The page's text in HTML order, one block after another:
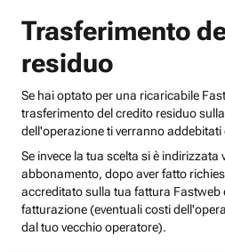
Trasferimento
residuo
Se hai optato per una ricaricabile
trasferimento del credito residuo
dell'operazione ti verranno
Se invece la tua scelta si è
abbonamento, dopo aver fatto
accreditato sulla tua fattura Fastweb
fatturazione (eventuali costi
dal tuo vecchio operatore).